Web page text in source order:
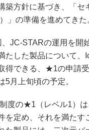
築方針に基づき、「
」の準備を進めてきた
JC-STARの運用を開
たした製品について
得できる、★1の申請
5月上旬頃の予定。
度の★1（レベル1）は
を定め、それを満た